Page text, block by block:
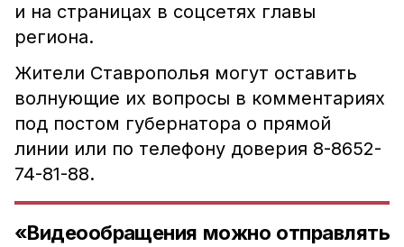
и на страницах в соцсетях главы
региона.
Жители Ставрополья могут оставить
волнующие их вопросы в комментариях
под постом губернатора о прямой
линии или по телефону доверия 8-8652-
74-81-88.
«Видеообращения можно отправлять